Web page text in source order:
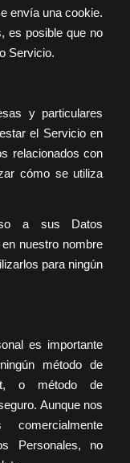
envía una cookie.
es posible que no
Servicio.
y particulares
el Servicio en
relacionados con
cómo se utiliza
a sus Datos
nuestro nombre
para ningún
es importante
método de
o método de
Aunque nos
Personales, no